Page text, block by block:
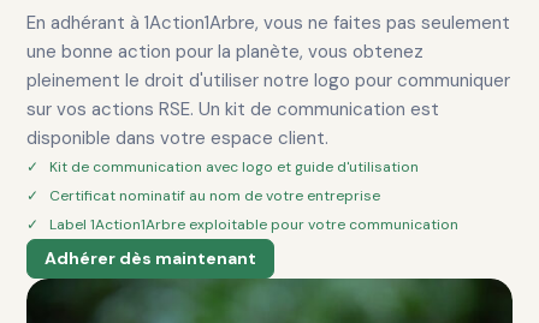
En adhérant à 1Action1Arbre, vous ne faites pas seulement
une bonne action pour la planète, vous obtenez
pleinement le droit d'utiliser notre logo pour communiquer
sur vos actions RSE. Un kit de communication est
disponible dans votre espace client.
✓ Kit de communication avec logo et guide d'utilisation
✓ Certificat nominatif au nom de votre entreprise
✓ Label 1Action1Arbre exploitable pour votre communication
Adhérer dès maintenant